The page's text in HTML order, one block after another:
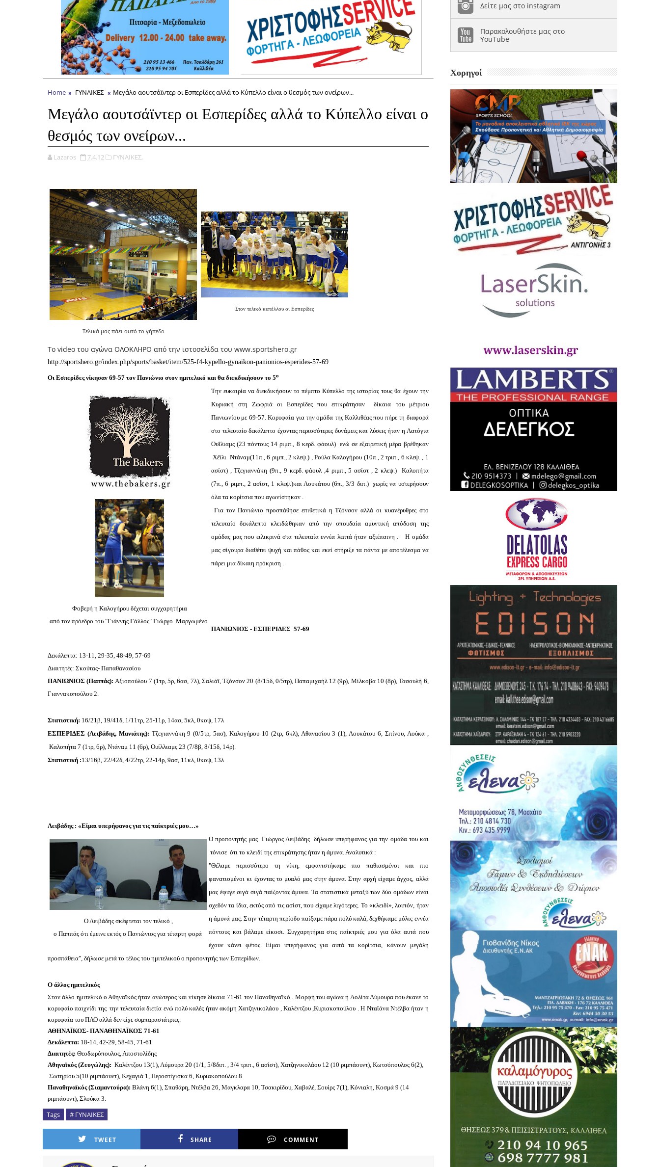
Home ΓΥΝΑΙΚΕΣ Μεγάλο αουτσάϊντερ οι Εσπερίδες αλλά το Κύπελλο είναι o θεσμός των ονείρων...
Μεγάλο αουτσάϊντερ οι Εσπερίδες αλλά το Κύπελλο είναι o
θεσμός των ονείρων...
Lazaros 7.4.12 ΓΥΝΑΙΚΕΣ,
Τελικά μας πάει αυτό το γήπεδο
Στον τελικό κυπέλλου οι Εσπερίδες
To video του αγώνα ΟΛΟΚΛΗΡΟ από την ιστοσελίδα του www.sportshero.gr
http://sportshero.gr/index.php/sports/basket/item/525-f4-kypello-gynaikon-panionios-esperides-57-69
Οι Εσπερίδες νίκησαν 69-57 τον Πανιώνιο στον ημιτελικό και θα διεκδικήσουν το 5ο
Φοβερή η Καλογήρου δέχεται συγχαρητήρια
από τον πρόεδρο του "Γιάννης Γάλλος" Γιώργο Μαργωμένο
Την ευκαιρία να διεκδικήσουν το πέμπτο Κύπελλο της ιστορίας τους θα έχουν την
Κυριακή στη Ζωφριά οι Εσπερίδες που επικράτησαν δίκαια του μέτριου
Πανιωνίου με 69-57. Κορυφαία για την ομάδα της Καλλιθέας που πήρε τη διαφορά
στο τελευταίο δεκάλεπτο έχοντας περισσότερες δυνάμεις και λύσεις ήταν η Λατόγια
Ουΐλιαμς (23 πόντους 14 ριμπ., 8 κερδ. φάουλ) ενώ σε εξαιρετική μέρα βρέθηκαν
Χέϊλι Ντάναμ(11π., 6 ριμπ., 2 κλεψ.) , Ρούλα Καλογήρου (10π., 2 τριπ., 6 κλεψ. , 1
ασίστ) , Τζεγιαννάκη (9π., 9 κερδ. φάουλ ,4 ριμπ., 5 ασίστ , 2 κλεψ.) Καλοπήτα
(7π., 6 ριμπ., 2 ασίστ, 1 κλεψ.)και Λουκάτου (6π., 3/3 διπ.) χωρίς να υστερήσουν
όλα τα κορίτσια που αγωνίστηκαν .
Για τον Πανιώνιο προσπάθησε επιθετικά η Τζόνσον αλλά οι κυανέρυθρες στο
τελευταίο δεκάλεπτο κλειδώθηκαν από την σπουδαία αμυντική απόδοση της
ομάδας μας που ειλικρινά στα τελευταία εννέα λεπτά ήταν αξιέπαινη . Η ομάδα
μας σίγουρα διαθέτει ψυχή και πάθος και εκεί στήριξε τα πάντα με αποτέλεσμα να
πάρει μια δίκαιη πρόκριση .
ΠΑΝΙΩΝΙΟΣ - ΕΣΠΕΡΙΔΕΣ 57-69
Δεκάλεπτα: 13-11, 29-35, 48-49, 57-69
Διαιτητές: Σκούτας- Παπαθανασίου
ΠΑΝΙΩΝΙΟΣ (Παππάς): Αξιοπούλου 7 (1τρ, 5ρ, 6ασ, 7λ), Σαλιάϊ, Τζόνσον 20 (8/15δ, 0/5τρ), Παπαμιχαήλ 12 (9ρ), Μίλκοβα 10 (8ρ), Τασουλή 6,
Γιαννακοπούλου 2.
Στατιστική: 16/21β, 19/41δ, 1/11τρ, 25-11ρ, 14ασ, 5κλ, 0κοψ, 17λ
ΕΣΠΕΡΙΔΕΣ (Λειβάδης, Μανιάτης): Τζεγιαννάκη 9 (0/5τρ, 5ασ), Καλογήρου 10 (2τρ, 6κλ), Αθανασίου 3 (1), Λουκάτου 6, Σπίνου, Λούκα ,
Καλοπήτα 7 (1τρ, 6ρ), Ντάναμ 11 (6ρ), Ουίλλιαμς 23 (7/8β, 8/15δ, 14ρ).
Στατιστική :13/16β, 22/42δ, 4/22τρ, 22-14ρ, 9ασ, 11κλ, 0κοψ, 13λ
Λειβάδης : «Είμαι υπερήφανος για τις παίκτριές μου…»
Ο Λειβάδης σκέφτεται τον τελικό ,
ο Παππάς ότι έμεινε εκτός ο Πανιώνιος για τέταρτη φορά
Ο προπονητής μας Γιώργος Λειβάδης δήλωσε υπερήφανος για την ομάδα του και
τόνισε ότι το κλειδί της επικράτησης ήταν η άμυνα. Αναλυτικά :
"Θέλαμε περισσότερο τη νίκη, εμφανιστήκαμε πιο παθιασμένοι και πιο
φανατισμένοι κι έχοντας το μυαλό μας στην άμυνα. Στην αρχή είχαμε άγχος, αλλά
μας έφυγε σιγά σιγά παίζοντας άμυνα. Τα στατιστικά μεταξύ των δύο ομάδων είναι
σχεδόν τα ίδια, εκτός από τις ασίστ, που είχαμε λιγότερες. Το «κλειδί», λοιπόν, ήταν
η άμυνά μας. Στην τέταρτη περίοδο παίξαμε πάρα πολύ καλά, δεχθήκαμε μόλις εννέα
πόντους και βάλαμε είκοσι. Συγχαρητήρια στις παίκτριές μου για όλα αυτά που
έχουν κάνει φέτος. Είμαι υπερήφανος για αυτά τα κορίτσια, κάνουν μεγάλη
προσπάθεια", δήλωσε μετά το τέλος του ημιτελικού ο προπονητής των Εσπερίδων.
Ο άλλος ημιτελικός
Στον άλλο ημιτελικό ο Αθηναϊκός ήταν ανώτερος και νίκησε δίκαια 71-61 τον Παναθηναϊκό . Μορφή του αγώνα η Λολίτα Λύμουρα που έκανε το
κορυφαίο παιχνίδι της την τελευταία διετία ενώ πολύ καλές ήταν ακόμη Χατζηνικολάου , Καλέντζου ,Κυριακοπούλου . Η Νταϊάνα Ντέλβα ήταν η
κορυφαία του ΠΑΟ αλλά δεν είχε συμπαραστάτριες.
ΑΘΗΝΑΪΚΟΣ- ΠΑΝΑΘΗΝΑΪΚΟΣ 71-61
Δεκάλεπτα: 18-14, 42-29, 58-45, 71-61
Διαιτητές: Θεοδωρόπουλος, Αποστολίδης
Αθηναϊκός (Ζευγώλης): Καλέντζου 13(1), Λύμουρα 20 (1/1, 5/8διπ. , 3/4 τριπ., 6 ασίστ), Χατζηνικολάου 12 (10 ριμπάουντ), Κωτσόπουλος 6(2),
Σωτηρίου 5(10 ριμπάουντ), Κεχαγιά 1, Περοστίγισκα 6, Κυριακοπούλου 8
Παναθηναϊκός (Σιαμαντούρα): Βλάνη 6(1), Σπαθάρη, Ντέλβα 26, Μαγκλαρα 10, Τσακιρίδου, Χαβαλέ, Σουίρς 7(1), Κόνιαλη, Κοσμά 9 (14
ριμπάουντ), Σλούκα 3.
Tags # ΓΥΝΑΙΚΕΣ
TWEET SHARE COMMENT
Δείτε μας στο instagram
Παρακολουθήστε μας στο
YouTube
Χορηγοί